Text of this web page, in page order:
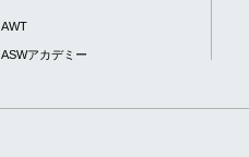
AWT
ASWアカデミー